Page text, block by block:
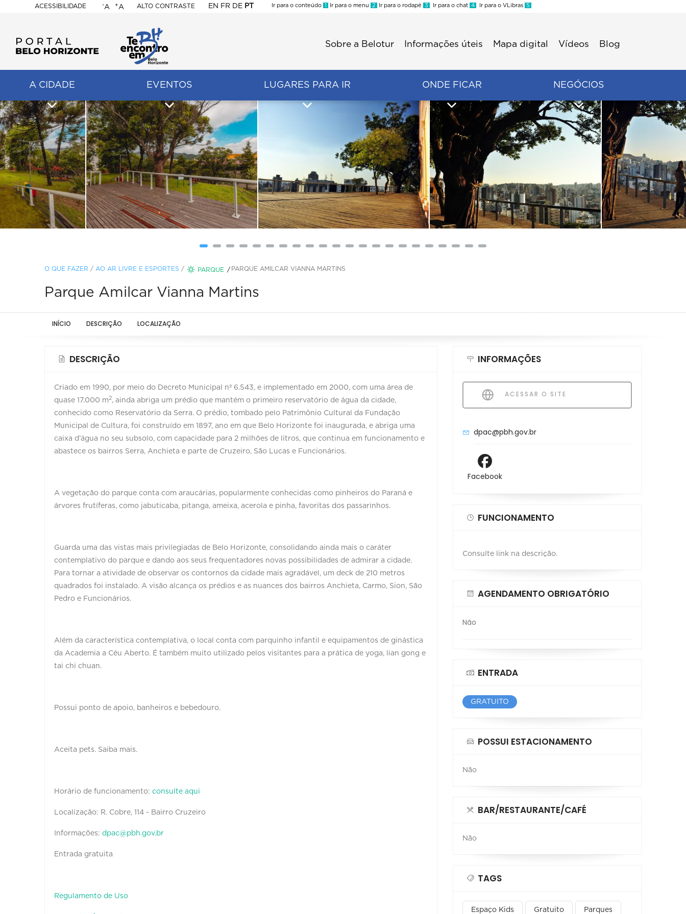
ACESSIBILIDADE
BELO
HORIZONTE
-A +A ALTO CONTRASTE EN FR DE PT
Ir para o conteúdo 1 Ir para o menu 2 Ir para o rodapé 3 Ir para o chat 4 Ir para o VLibras 5
Sobre a Belotur Informações úteis Mapa digital Vídeos Blog
A CIDADE EVENTOS LUGARES PARA IR ONDE FICAR NEGÓCIOS
O QUE FAZER / AO AR LIVRE E ESPORTES / PARQUE PARQUE AMILCAR VIANNA MARTINS
Parque Amilcar Vianna Martins
INÍCIO DESCRIÇÃO LOCALIZAÇÃO
DESCRIÇÃO
Criado em 1990, por meio do Decreto Municipal nº 6.543, e implementado em 2000, com uma área de
quase 17.000 m 2, ainda abriga um prédio que mantém o primeiro reservatório de água da cidade,
conhecido como Reservatório da Serra. O prédio, tombado pelo Patrimônio Cultural da Fundação
Municipal de Cultura, foi construído em 1897, ano em que Belo Horizonte foi inaugurada, e abriga uma
caixa d’água no seu subsolo, com capacidade para 2 milhões de litros, que continua em funcionamento e
abastece os bairros Serra, Anchieta e parte de Cruzeiro, São Lucas e Funcionários.
A vegetação do parque conta com araucárias, popularmente conhecidas como pinheiros do Paraná e
árvores frutíferas, como jabuticaba, pitanga, ameixa, acerola e pinha, favoritas dos passarinhos.
Guarda uma das vistas mais privilegiadas de Belo Horizonte, consolidando ainda mais o caráter
contemplativo do parque e dando aos seus frequentadores novas possibilidades de admirar a cidade.
Para tornar a atividade de observar os contornos da cidade mais agradável, um deck de 210 metros
quadrados foi instalado. A visão alcança os prédios e as nuances dos bairros Anchieta, Carmo, Sion, São
Pedro e Funcionários.
Além da característica contemplativa, o local conta com parquinho infantil e equipamentos de ginástica
da Academia a Céu Aberto. É também muito utilizado pelos visitantes para a prática de yoga, lian gong e
tai chi chuan.
Possui ponto de apoio, banheiros e bebedouro.
Aceita pets. Saiba mais.
Horário de funcionamento: consulte aqui
Localização: R. Cobre, 114 - Bairro Cruzeiro
Informações: dpac@pbh.gov.br
Entrada gratuita
Regulamento de Uso
INFORMAÇÕES
ACESSAR O SITE
dpac@pbh.gov.br
Facebook
FUNCIONAMENTO
Consulte link na descrição.
AGENDAMENTO OBRIGATÓRIO
Não
ENTRADA
GRATUITO
POSSUI ESTACIONAMENTO
Não
BAR/RESTAURANTE/CAFÉ
Não
TAGS
Espaço Kids Gratuito Parques